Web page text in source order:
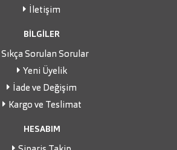
İletişim
BİLGİLER
Sıkça Sorulan Sorular
Yeni Üyelik
İade ve Değişim
Kargo ve Teslimat
HESABIM